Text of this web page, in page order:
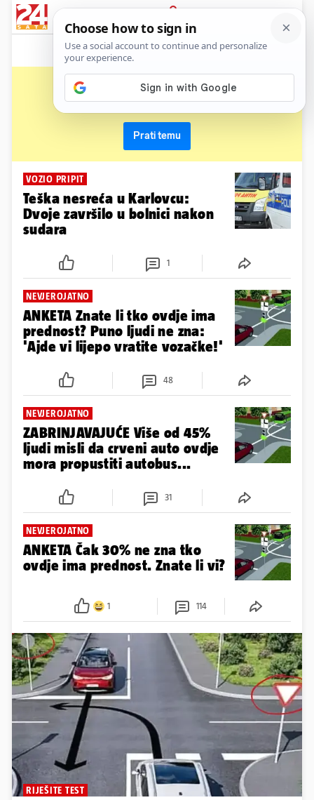
PRIJAVA
News
raskrižje
Prati temu
VOZIO PRIPIT
Teška nesreća u Karlovcu:
Dvoje završilo u bolnici nakon
sudara
1
NEVJEROJATNO
ANKETA Znate li tko ovdje ima
prednost? Puno ljudi ne zna:
'Ajde vi lijepo vratite vozačke!'
48
NEVJEROJATNO
ZABRINJAVAJUĆE Više od 45%
ljudi misli da crveni auto ovdje
mora propustiti autobus...
31
NEVJEROJATNO
ANKETA Čak 30% ne zna tko
ovdje ima prednost. Znate li vi?
1 114
RIJEŠITE TEST